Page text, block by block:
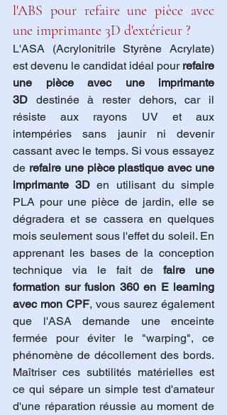
l'ABS pour refaire une pièce avec
une imprimante 3D d'extérieur ?
L'ASA (Acrylonitrile Styrène Acrylate)
est devenu le candidat idéal pour refaire
une pièce avec une imprimante
3D destinée à rester dehors, car il
résiste aux rayons UV et aux
intempéries sans jaunir ni devenir
cassant avec le temps. Si vous essayez
de refaire une pièce plastique avec une
imprimante 3D en utilisant du simple
PLA pour une pièce de jardin, elle se
dégradera et se cassera en quelques
mois seulement sous l'effet du soleil. En
apprenant les bases de la conception
technique via le fait de faire une
formation sur fusion 360 en E learning
avec mon CPF, vous saurez également
que l'ASA demande une enceinte
fermée pour éviter le "warping", ce
phénomène de décollement des bords.
Maîtriser ces subtilités matérielles est
ce qui sépare un simple test d'amateur